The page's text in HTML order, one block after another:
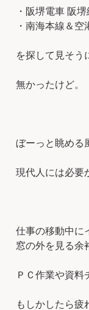
・阪堺電車 阪
・南海本線＆空
を探して見そう
無かったけど。
ぼーっと眺める
現代人には必要
仕事の移動中に
窓の外を見る余
ＰＣ作業や資料
もしかしたら疲